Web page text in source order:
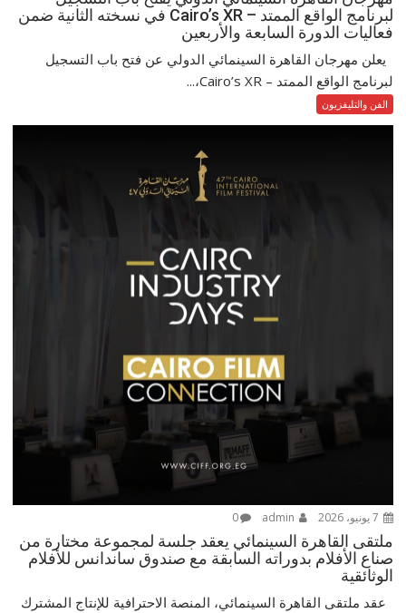
لبرنامج الواقع الممتد – Cairo’s XR في نسخته الثانية ضمن
فعاليات الدورة السابعة والأربعين
يعلن مهرجان القاهرة السينمائي الدولي عن فتح باب التسجيل
لبرنامج الواقع الممتد – Cairo’s XR،...
الفن والتليفزيون
0
ملتقى القاهرة السينمائي يعقد جلسة لمجموعة مختارة من
صناع الأفلام بدوراته السابقة مع صندوق ساندانس للأفلام
الوثائقية
عقد ملتقى القاهرة السينمائي، المنصة الاحترافية للإنتاج المشترك